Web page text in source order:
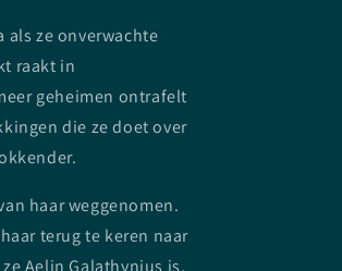
als ze onverwachte
raakt in
geheimen ontrafelt
die ze doet over
haar weggenomen.
terug te keren naar
Aelin Galathynius is,